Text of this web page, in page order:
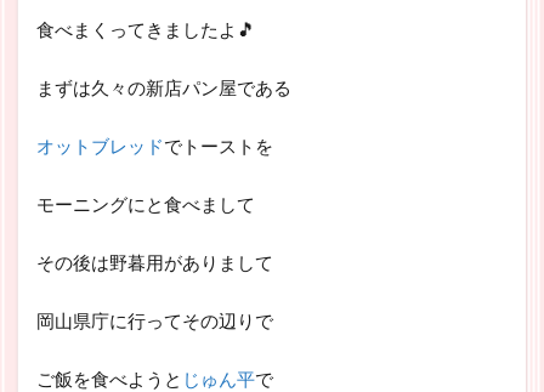
食べまくってきましたよ🎵
まずは久々の新店パン屋である
オットブレッドでトーストを
モーニングにと食べまして
その後は野暮用がありまして
岡山県庁に行ってその辺りで
ご飯を食べようと じゅん平で